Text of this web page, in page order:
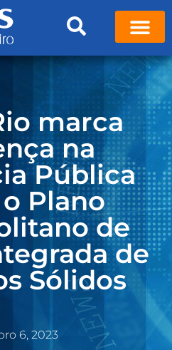
marca
na
Pública
Plano
de
de
Sólidos
6, 2023